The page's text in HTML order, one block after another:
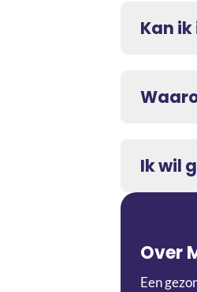
Kan
Ik wil
Over
Een